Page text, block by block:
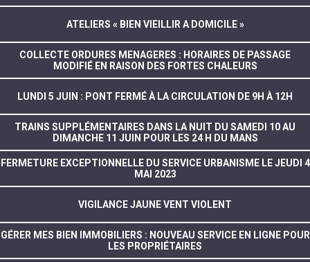
ATELIERS « BIEN VIEILLIR A DOMICILE »
COLLECTE ORDURES MENAGERES : HORAIRES DE PASSAGE
MODIFIÉ EN RAISON DES FORTES CHALEURS
LUNDI 5 JUIN : PONT FERMÉ À LA CIRCULATION DE 9H À 12H
TRAINS SUPPLÉMENTAIRES DANS LA NUIT DU SAMEDI 10 AU
DIMANCHE 11 JUIN POUR LES 24 H DU MANS
FERMETURE EXCEPTIONNELLE DU SERVICE URBANISME LE JEUDI 4
MAI 2023
VIGILANCE JAUNE VENT VIOLENT
GÉRER MES BIEN IMMOBILIERS : NOUVEAU SERVICE EN LIGNE POUR
LES PROPRIÉTAIRES